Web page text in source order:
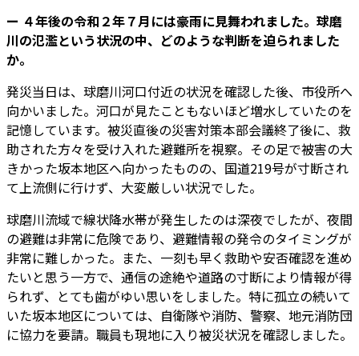
ー ４年後の令和２年７月には豪雨に見舞われました。球磨
川の氾濫という状況の中、どのような判断を迫られました
か。
発災当日は、球磨川河口付近の状況を確認した後、市役所へ
向かいました。河口が見たこともないほど増水していたのを
記憶しています。被災直後の災害対策本部会議終了後に、救
助された方々を受け入れた避難所を視察。その足で被害の大
きかった坂本地区へ向かったものの、国道219号が寸断され
て上流側に行けず、大変厳しい状況でした。
球磨川流域で線状降水帯が発生したのは深夜でしたが、夜間
の避難は非常に危険であり、避難情報の発令のタイミングが
非常に難しかった。また、一刻も早く救助や安否確認を進め
たいと思う一方で、通信の途絶や道路の寸断により情報が得
られず、とても歯がゆい思いをしました。特に孤立の続いて
いた坂本地区については、自衛隊や消防、警察、地元消防団
に協力を要請。職員も現地に入り被災状況を確認しました。